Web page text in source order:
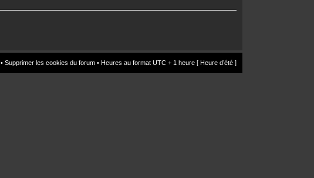
• Supprimer les cookies du forum • Heures au format UTC + 1 heure [ Heure d’été ]